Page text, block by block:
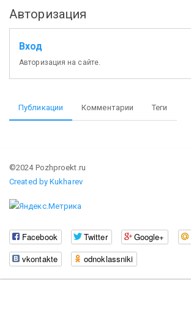
Авторизация
Вход
Авторизация на сайте.
Публикации Комментарии Теги
©2024 Pozhproekt.ru
Created by Kukharev
Facebook Twitter Google+
vkontakte
odnoklassniki